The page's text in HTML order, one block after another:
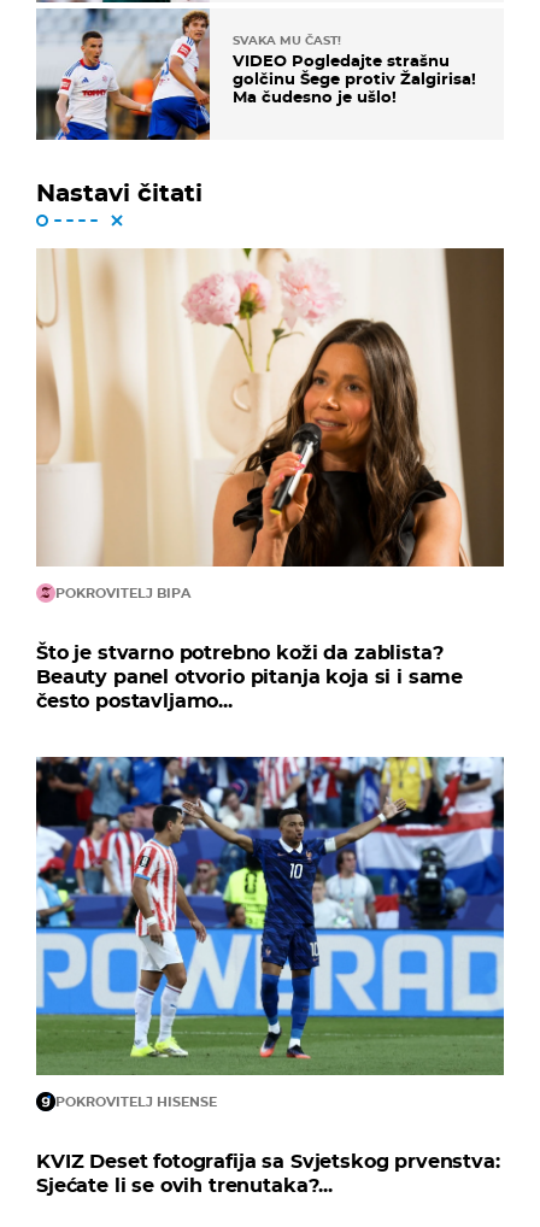
SVAKA MU ČAST!
VIDEO Pogledajte strašnu
golčinu Šege protiv Žalgirisa!
Ma čudesno je ušlo!
Nastavi čitati
POKROVITELJ BIPA
Što je stvarno potrebno koži da zablista?
Beauty panel otvorio pitanja koja si i same
često postavljamo...
POKROVITELJ HISENSE
KVIZ Deset fotografija sa Svjetskog prvenstva:
Sjećate li se ovih trenutaka?...